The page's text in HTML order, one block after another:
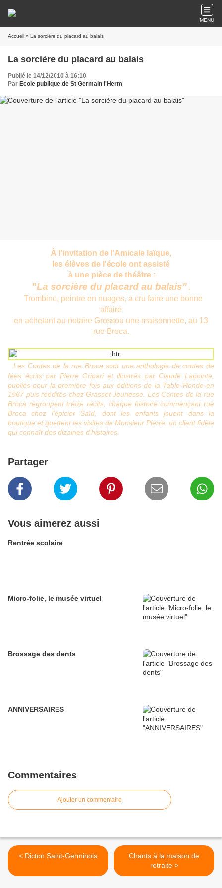
MENU
Accueil » La sorcière du placard au balais
La sorcière du placard au balais
Publié le 14/12/2010 à 16:10
Par Ecole publique de St Germain l'Herm
À l'invitation de l'Amicale laïque,
les élèves de l'école ont assisté
à une pièce de théâtre :
"La sorcière du placard au balais".
Trombino, peintre en nuages, a cru faire une bonne
affaire
en achetant au notaire Grossou une maisonnette, au 13
rue Broca.
Les Contes de la rue Broca sont une anthologie de contes de
fées écrits par Pierre Gripari et illustrés par Claude Lapointe,
publiés pour la première fois aux éditions de la Table Ronde en
1967 puis réédités chez Grasset-Jeunesse. Les Contes de la rue
Broca regroupent treize récits, chaque histoire commençant rue
Broca chez l'épicier Saïd, dont les enfants jouent dans la
boutique et guettent les visites de Monsieur Pierre, un client fidèle
qui connaît des dizaines d'histoires.
Partager
Vous aimerez aussi
Rentrée scolaire
Micro-folie, le musée virtuel
Brossage des dents
ANNIVERSAIRES
Commentaires
Ajouter un commentaire
< Dicton Saint-Germinois
Chants à la maison de
retraite >